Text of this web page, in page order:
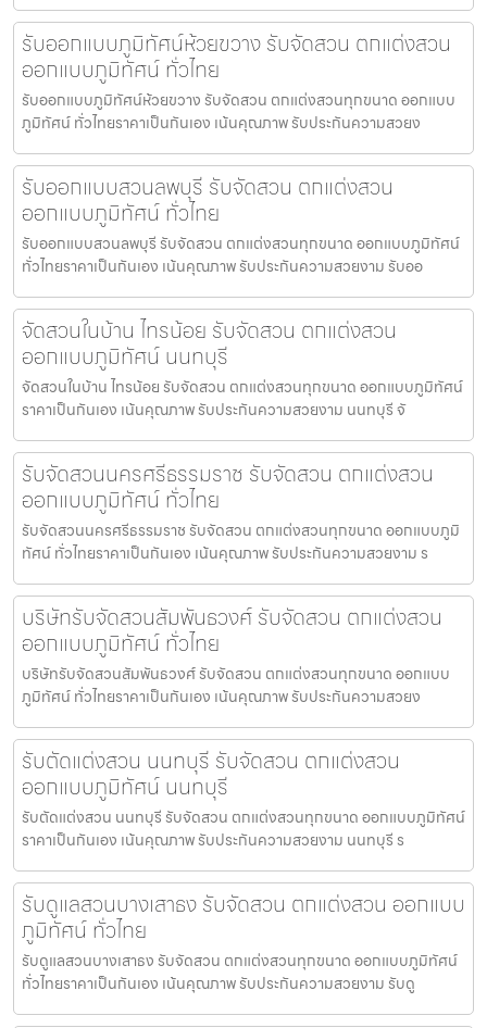
รับออกแบบภูมิทัศน์ห้วยขวาง รับจัดสวน ตกแต่งสวน
ออกแบบภูมิทัศน์ ทั่วไทย
รับออกแบบภูมิทัศน์ห้วยขวาง รับจัดสวน ตกแต่งสวนทุกขนาด ออกแบบ
ภูมิทัศน์ ทั่วไทยราคาเป็นกันเอง เน้นคุณภาพ รับประกันความสวยง
รับออกแบบสวนลพบุรี รับจัดสวน ตกแต่งสวน
ออกแบบภูมิทัศน์ ทั่วไทย
รับออกแบบสวนลพบุรี รับจัดสวน ตกแต่งสวนทุกขนาด ออกแบบภูมิทัศน์
ทั่วไทยราคาเป็นกันเอง เน้นคุณภาพ รับประกันความสวยงาม รับออ
จัดสวนในบ้าน ไทรน้อย รับจัดสวน ตกแต่งสวน
ออกแบบภูมิทัศน์ นนทบุรี
จัดสวนในบ้าน ไทรน้อย รับจัดสวน ตกแต่งสวนทุกขนาด ออกแบบภูมิทัศน์
ราคาเป็นกันเอง เน้นคุณภาพ รับประกันความสวยงาม นนทบุรี จั
รับจัดสวนนครศรีธรรมราช รับจัดสวน ตกแต่งสวน
ออกแบบภูมิทัศน์ ทั่วไทย
รับจัดสวนนครศรีธรรมราช รับจัดสวน ตกแต่งสวนทุกขนาด ออกแบบภูมิ
ทัศน์ ทั่วไทยราคาเป็นกันเอง เน้นคุณภาพ รับประกันความสวยงาม ร
บริษัทรับจัดสวนสัมพันธวงศ์ รับจัดสวน ตกแต่งสวน
ออกแบบภูมิทัศน์ ทั่วไทย
บริษัทรับจัดสวนสัมพันธวงศ์ รับจัดสวน ตกแต่งสวนทุกขนาด ออกแบบ
ภูมิทัศน์ ทั่วไทยราคาเป็นกันเอง เน้นคุณภาพ รับประกันความสวยง
รับตัดแต่งสวน นนทบุรี รับจัดสวน ตกแต่งสวน
ออกแบบภูมิทัศน์ นนทบุรี
รับตัดแต่งสวน นนทบุรี รับจัดสวน ตกแต่งสวนทุกขนาด ออกแบบภูมิทัศน์
ราคาเป็นกันเอง เน้นคุณภาพ รับประกันความสวยงาม นนทบุรี ร
รับดูแลสวนบางเสาธง รับจัดสวน ตกแต่งสวน ออกแบบ
ภูมิทัศน์ ทั่วไทย
รับดูแลสวนบางเสาธง รับจัดสวน ตกแต่งสวนทุกขนาด ออกแบบภูมิทัศน์
ทั่วไทยราคาเป็นกันเอง เน้นคุณภาพ รับประกันความสวยงาม รับดู